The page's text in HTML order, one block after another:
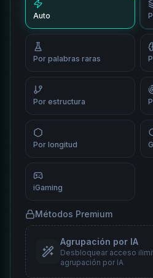
Auto
Por palabras raras
Por estructura
Por longitud
iGaming
Métodos Premium
Agrupación por IA
Desbloquear acceso
agrupación por IA